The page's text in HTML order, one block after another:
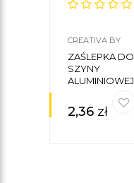
CREATIVA BY
CEZAR
ZAŚLEPKA DO
SZYNY
ALUMINIOWEJ
2,36 zł